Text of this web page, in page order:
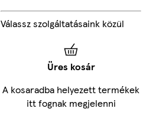
Válassz szolgáltatásaink közül
Üres kosár
A kosaradba helyezett termékek
itt fognak megjelenni